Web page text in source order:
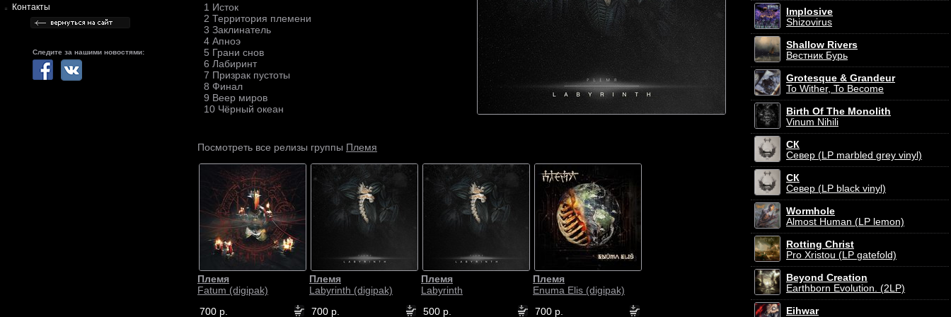
Контакты
Следите за нашими новостями:
1 Исток
2 Территория племени
3 Заклинатель
4 Апноэ
5 Грани снов
6 Лабиринт
7 Призрак пустоты
8 Финал
9 Веер миров
10 Чёрный океан
Посмотреть все релизы группы Племя
Племя
Fatum (digipak)
700 р.
Племя
Labyrinth (digipak)
700 р.
Племя
Labyrinth
500 р.
Племя
Enuma Elis (digipak)
700 р.
Implosive
Shizovirus
Shallow Rivers
Вестник Бурь
Grotesque & Grandeur
To Wither, To Become
Birth Of The Monolith
Vinum Nihili
СК
Север (LP marbled grey vinyl)
СК
Север (LP black vinyl)
Wormhole
Almost Human (LP lemon)
Rotting Christ
Pro Xristou (LP gatefold)
Beyond Creation
Earthborn Evolution. (2LP)
Eihwar